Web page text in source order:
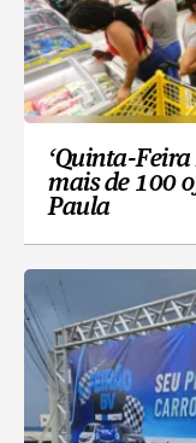
‘Quinta-Feira
mais de 100
Paula